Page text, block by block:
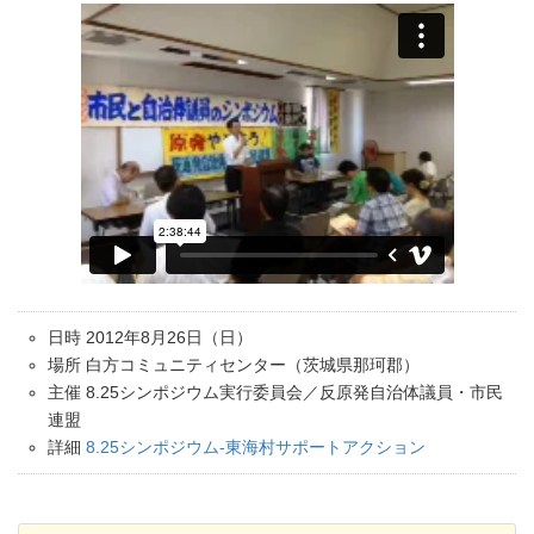
日時 2012年8月26日（日）
場所 白方コミュニティセンター（茨城県那珂郡）
主催 8.25シンポジウム実行委員会／反原発自治体議員・市民
連盟
詳細 8.25シンポジウム-東海村サポートアクション